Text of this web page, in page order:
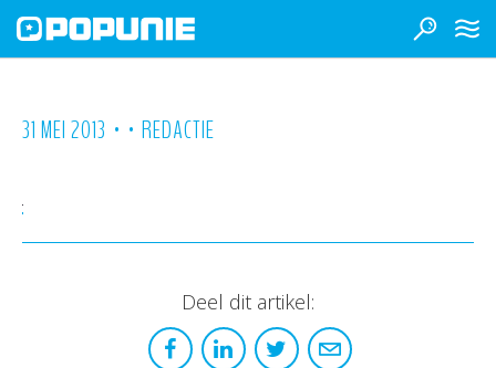
31 MEI 2013 • • REDACTIE
Deel dit artikel: